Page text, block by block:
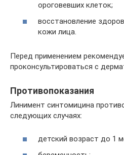
ороговевших клеток;
восстановление
кожи лица.
Перед применением
проконсультироваться с
Противопоказания
Линимент синтомицина
следующих случаях:
детский возраст до 1